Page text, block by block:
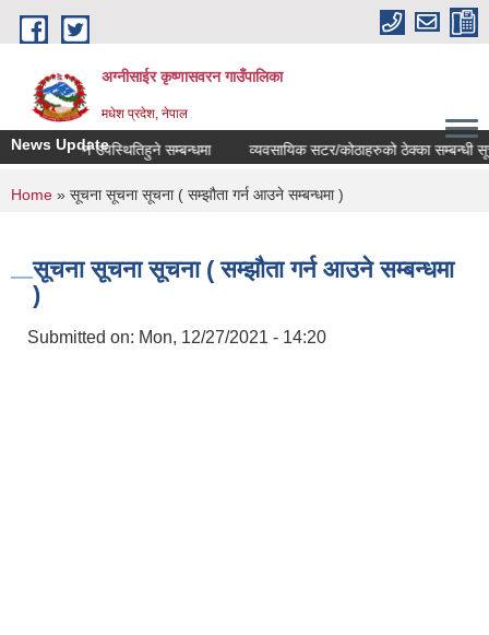
Skip to main content
अग्नीसाईर कृष्णासवरन गाउँपालिका
मधेश प्रदेश, नेपाल
News Update
सम्झौता गर्न उपस्थितिहुने सम्बन्धमा व्यवसायिक सटर/कोठाहरुको ठेक्का सम्बन्धी
You are here
Home » सूचना सूचना सूचना ( सम्झौता गर्न आउने सम्बन्धमा )
सूचना सूचना सूचना ( सम्झौता गर्न आउने सम्बन्धमा
)
Submitted on: Mon, 12/27/2021 - 14:20